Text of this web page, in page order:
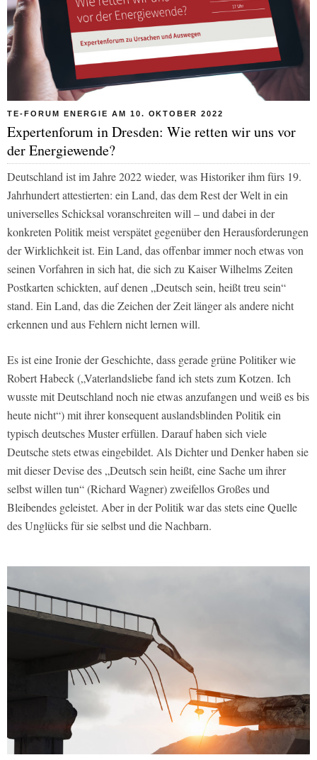
TE-FORUM ENERGIE AM 10. OKTOBER 2022
Expertenforum in Dresden: Wie retten wir uns vor
der Energiewende?
Deutschland ist im Jahre 2022 wieder, was Historiker ihm fürs 19.
Jahrhundert attestierten: ein Land, das dem Rest der Welt in ein
universelles Schicksal voranschreiten will – und dabei in der
konkreten Politik meist verspätet gegenüber den Herausforderungen
der Wirklichkeit ist. Ein Land, das offenbar immer noch etwas von
seinen Vorfahren in sich hat, die sich zu Kaiser Wilhelms Zeiten
Postkarten schickten, auf denen „Deutsch sein, heißt treu sein“
stand. Ein Land, das die Zeichen der Zeit länger als andere nicht
erkennen und aus Fehlern nicht lernen will.
Es ist eine Ironie der Geschichte, dass gerade grüne Politiker wie
Robert Habeck („Vaterlandsliebe fand ich stets zum Kotzen. Ich
wusste mit Deutschland noch nie etwas anzufangen und weiß es bis
heute nicht“) mit ihrer konsequent auslandsblinden Politik ein
typisch deutsches Muster erfüllen. Darauf haben sich viele
Deutsche stets etwas eingebildet. Als Dichter und Denker haben sie
mit dieser Devise des „Deutsch sein heißt, eine Sache um ihrer
selbst willen tun“ (Richard Wagner) zweifellos Großes und
Bleibendes geleistet. Aber in der Politik war das stets eine Quelle
des Unglücks für sie selbst und die Nachbarn.